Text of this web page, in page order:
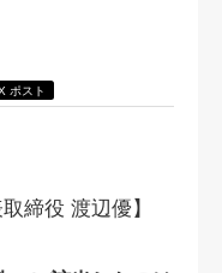
ポスト
締役 渡辺優】